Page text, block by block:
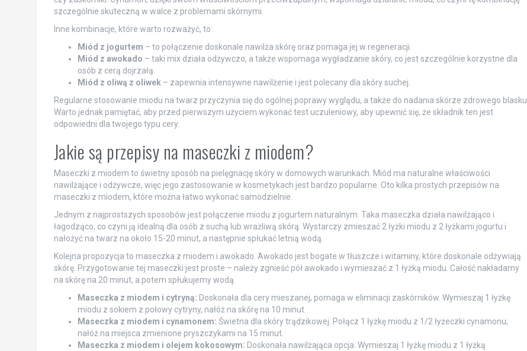
szczególnie skuteczną w walce z problemami skórnymi.
Inne kombinacje, które warto rozważyć, to:
Miód z jogurtem – to połączenie doskonale nawilża skórę oraz pomaga jej w regeneracji.
Miód z awokado – taki mix działa odżywczo, a także wspomaga wygładzanie skóry, co jest szczególnie korzystne dla
osób z cerą dojrzałą.
Miód z oliwą z oliwek– zapewnia intensywne nawilżenie i jest polecany dla skóry suchej.
Regularne stosowanie miodu na twarz przyczynia się do ogólnej poprawy wyglądu, a także do nadania skórze zdrowego blasku.
Warto jednak pamiętać, aby przed pierwszym użyciem wykonać test uczuleniowy, aby upewnić się, że składnik ten jest
odpowiedni dla twojego typu cery.
Jakie są przepisy na maseczki z miodem?
Maseczki z miodem to świetny sposób na pielęgnację skóry w domowych warunkach. Miód ma naturalne właściwości
nawilżające i odżywcze, więc jego zastosowanie w kosmetykach jest bardzo popularne. Oto kilka prostych przepisów na
maseczki z miodem, które można łatwo wykonać samodzielnie.
Jednym z najprostszych sposobów jest połączenie miodu z jogurtem naturalnym. Taka maseczka działa nawilżająco i
łagodząco, co czyni ją idealną dla osób z suchą lub wrażliwą skórą. Wystarczy zmieszać 2 łyżki miodu z 2 łyżkami jogurtu i
nałożyć na twarz na około 15-20 minut, a następnie spłukać letnią wodą.
Kolejna propozycja to maseczka z miodem i awokado. Awokado jest bogate w tłuszcze i witaminy, które doskonale odżywiają
skórę. Przygotowanie tej maseczki jest proste – należy zgnieść pół awokado i wymieszać z 1 łyżką miodu. Całość nakładamy
na skórę na 20 minut, a potem spłukujemy wodą.
Maseczka z miodem i cytryną: Doskonała dla cery mieszanej, pomaga w eliminacji zaskórników. Wymieszaj 1 łyżkę
miodu z sokiem z połowy cytryny, nałóż na skórę na 10 minut.
Maseczka z miodem i cynamonem: Świetna dla skóry trądzikowej. Połącz 1 łyżkę miodu z 1/2 łyżeczki cynamonu,
nałóż na miejsca zmienione pryszczykami na 15 minut.
Maseczka z miodem i olejem kokosowym: Doskonała nawilżająca opcja. Wymieszaj 1 łyżkę miodu z 1 łyżką